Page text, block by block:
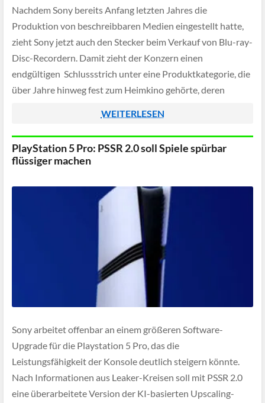
Nachdem Sony bereits Anfang letzten Jahres die
Produktion von beschreibbaren Medien eingestellt hatte,
zieht Sony jetzt auch den Stecker beim Verkauf von Blu-ray-
Disc-Recordern. Damit zieht der Konzern einen
endgültigen Schlussstrich unter eine Produktkategorie, die
über Jahre hinweg fest zum Heimkino gehörte, deren
WEITERLESEN
PlayStation 5 Pro: PSSR 2.0 soll Spiele spürbar
flüssiger machen
Sony arbeitet offenbar an einem größeren Software-
Upgrade für die Playstation 5 Pro, das die
Leistungsfähigkeit der Konsole deutlich steigern könnte.
Nach Informationen aus Leaker-Kreisen soll mit PSSR 2.0
eine überarbeitete Version der KI-basierten Upscaling-